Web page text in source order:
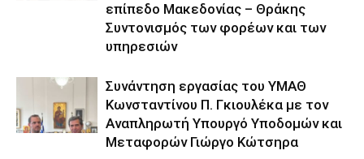
επίπεδο Μακεδονίας – Θράκης
Συντονισμός των φορέων και των
υπηρεσιών
Συνάντηση εργασίας του ΥΜΑΘ
Κωνσταντίνου Π. Γκιουλέκα με τον
Αναπληρωτή Υπουργό Υποδομών και
Μεταφορών Γιώργο Κώτσηρα